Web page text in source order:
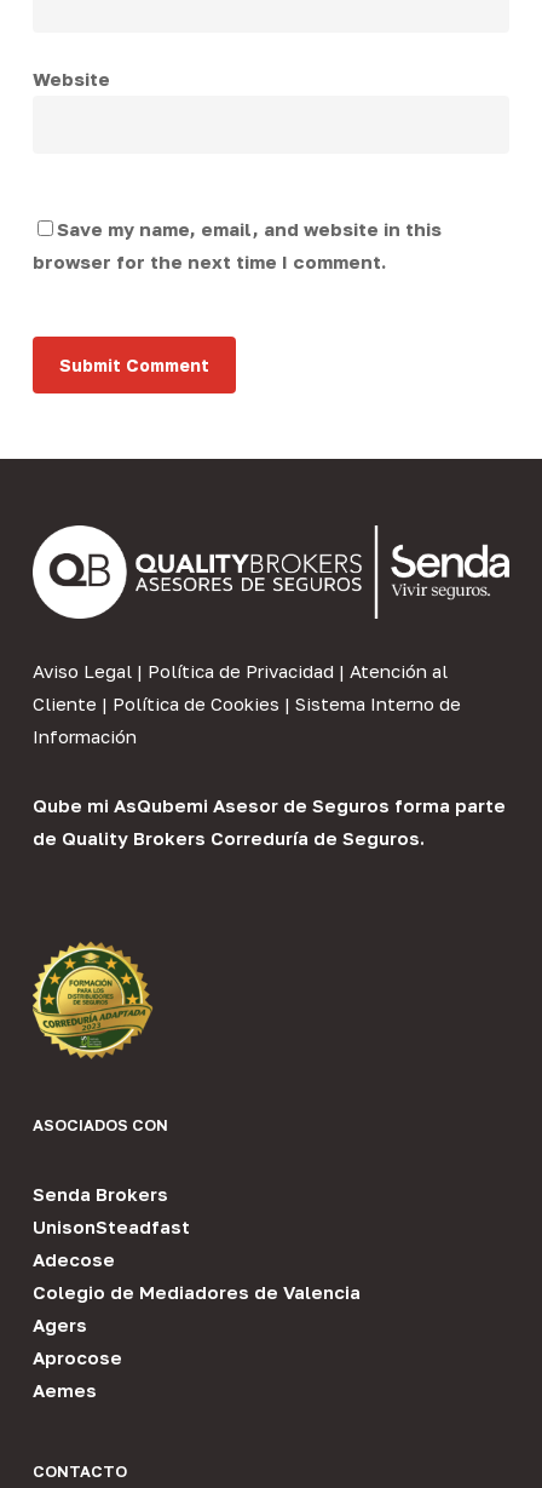
Website
Save my name, email, and website in this
browser for the next time I comment.
Aviso Legal| Política de Privacidad | Atención al
Cliente | Política de Cookies | Sistema Interno de
Información
Qube mi AsQubemi Asesor de Seguros forma parte
de Quality Brokers Correduría de Seguros.
ASOCIADOS CON
Senda Brokers
UnisonSteadfast
Adecose
Colegio de Mediadores de Valencia
Agers
Aprocose
Aemes
CONTACTO